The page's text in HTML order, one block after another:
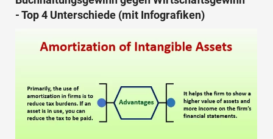
- Top 4 Unterschiede (mit Infografiken)